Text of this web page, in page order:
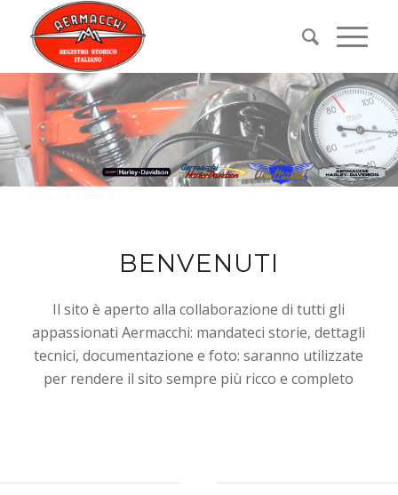
BENVENUTI
Il sito è aperto alla collaborazione di tutti gli
appassionati Aermacchi: mandateci storie, dettagli
tecnici, documentazione e foto: saranno utilizzate
per rendere il sito sempre più ricco e completo